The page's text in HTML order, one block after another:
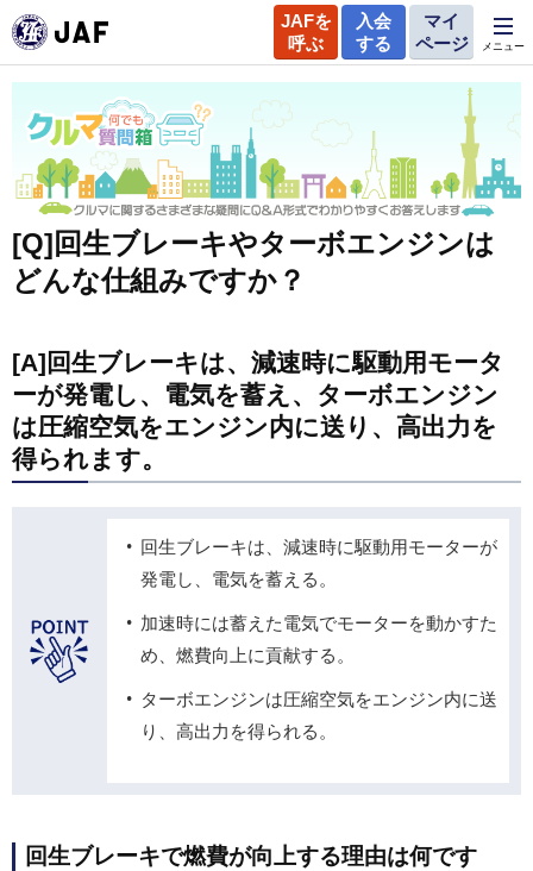
JAFを
呼ぶ
入会
する
マイ
ページ
メニュー
[Q]回生ブレーキやターボエンジンは
どんな仕組みですか？
[A]回生ブレーキは、減速時に駆動用モータ
ーが発電し、電気を蓄え、ターボエンジン
は圧縮空気をエンジン内に送り、高出力を
得られます。
回生ブレーキは、減速時に駆動用モーターが
発電し、電気を蓄える。
加速時には蓄えた電気でモーターを動かすた
め、燃費向上に貢献する。
ターボエンジンは圧縮空気をエンジン内に送
り、高出力を得られる。
回生ブレーキで燃費が向上する理由は何です